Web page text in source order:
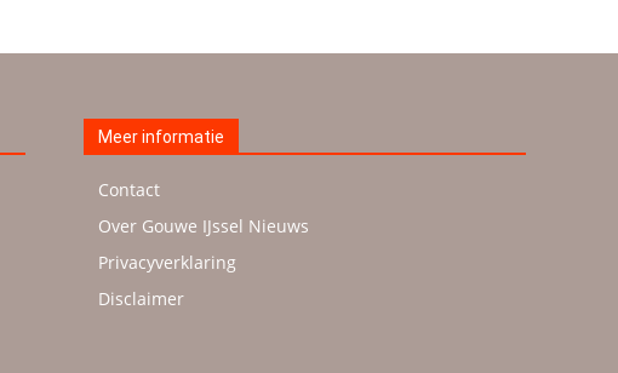
Meer informatie
Contact
Over Gouwe IJssel Nieuws
Privacyverklaring
Disclaimer